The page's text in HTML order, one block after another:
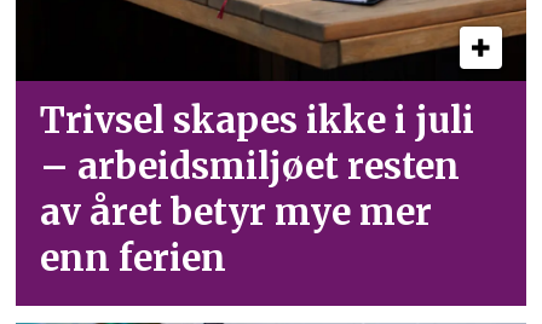
Trivsel skapes ikke i juli
– arbeid­smiljøet resten
av året betyr mye mer
enn ferien